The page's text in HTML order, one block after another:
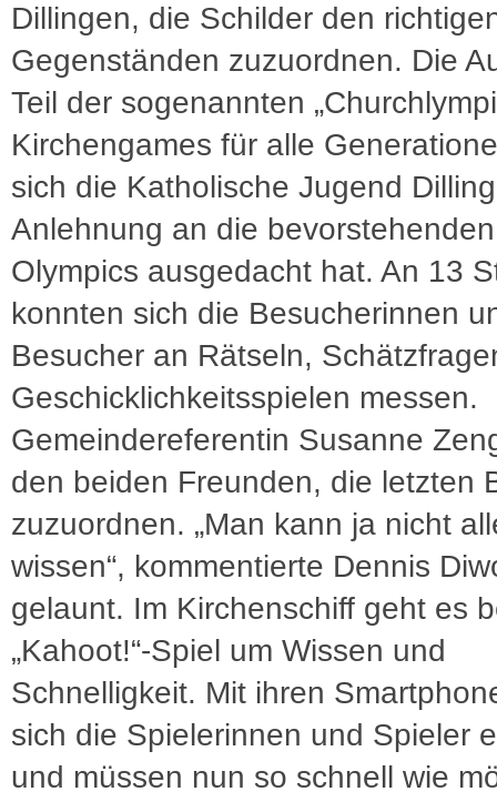
Dillingen, die Schilder den
Gegenständen zuzuordnen. Die
Teil der sogenannten
Kirchengames für alle
sich die Katholische Jugend
Anlehnung an die
Olympics ausgedacht hat. An 13
konnten sich die Besucherinnen
Besucher an Rätseln,
Geschicklichkeitsspielen messen.
Gemeindereferentin Susanne
den beiden Freunden, die letzten
zuzuordnen. „Man kann ja nicht
wissen“, kommentierte Dennis
gelaunt. Im Kirchenschiff geht es
„Kahoot!“-Spiel um Wissen und
Schnelligkeit. Mit ihren
sich die Spielerinnen und Spieler
und müssen nun so schnell wie